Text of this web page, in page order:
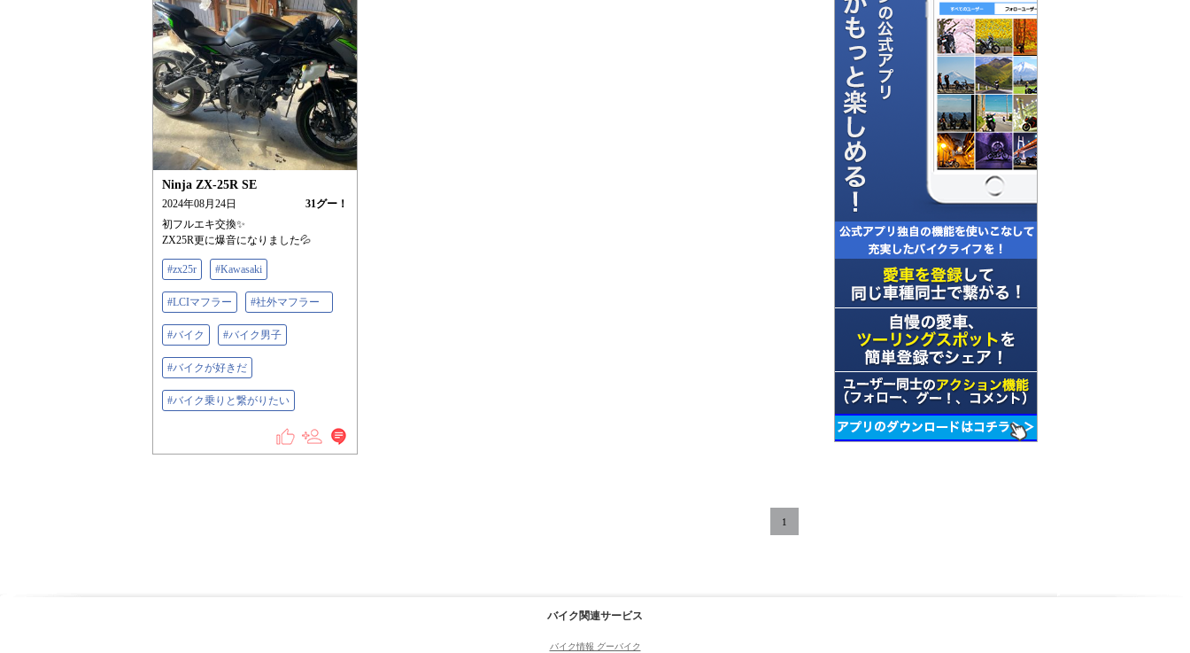
Ninja ZX-25R SE
2024年08月24日 31グー！
初フルエキ交換✨
ZX25R更に爆音になりました💦
#zx25r #Kawasaki
#LCIマフラー #社外マフラー⠀
#バイク #バイク男子
#バイクが好きだ
#バイク乗りと繋がりたい
1
バイク関連サービス
バイク情報 グーバイク